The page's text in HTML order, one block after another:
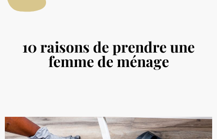
10 raisons de prendre une
femme de ménage